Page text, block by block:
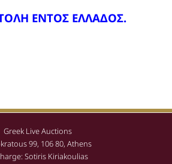
ΕΝΤΟΣ ΕΛΛΑΔΟΣ.
Greek Live Auctions
99, 106 80, Athens
Sotiris Kiriakoulias